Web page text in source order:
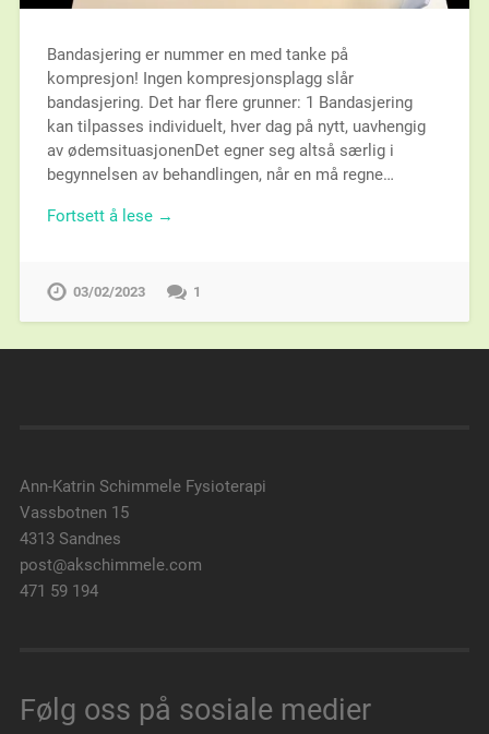
Bandasjering er nummer en med tanke på
kompresjon! Ingen kompresjonsplagg slår
bandasjering. Det har flere grunner: 1 Bandasjering
kan tilpasses individuelt, hver dag på nytt, uavhengig
av ødemsituasjonenDet egner seg altså særlig i
begynnelsen av behandlingen, når en må regne…
Fortsett å lese →
03/02/2023 1
Ann-Katrin Schimmele Fysioterapi
Vassbotnen 15
4313 Sandnes
post@akschimmele.com
471 59 194
Følg oss på sosiale medier